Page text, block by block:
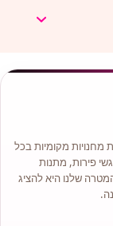
מחנויות מקומיות בכל
פירות, מתנות
שלנו היא להציג